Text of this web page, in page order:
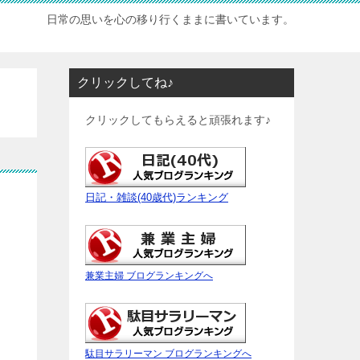
日常の思いを心の移り行くままに書いています。
クリックしてね♪
クリックしてもらえると頑張れます♪
日記・雑談(40歳代)ランキング
兼業主婦 ブログランキングへ
駄目サラリーマン ブログランキングへ